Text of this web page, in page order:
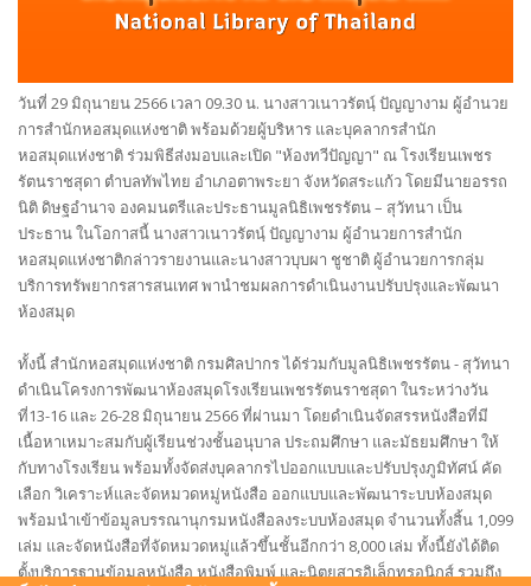
วันที่ 29 มิถุนายน 2566 เวลา 09.30 น. นางสาวเนาวรัตนฺ์ ปัญญางาม ผู้อำนวย
การสำนักหอสมุดแห่งชาติ พร้อมด้วยผู้บริหาร และบุคลากรสำนัก
หอสมุดแห่งชาติ ร่วมพิธีส่งมอบและเปิด "ห้องทวีปัญญา" ณ โรงเรียนเพชร
รัตนราชสุดา ตำบลทัพไทย อำเภอตาพระยา จังหวัดสระแก้ว โดยมีนายอรรถ
นิติ ดิษฐอำนาจ องคมนตรีและประธานมูลนิธิเพชรรัตน – สุวัทนา เป็น
ประธาน ในโอกาสนี้ นางสาวเนาวรัตนฺ์ ปัญญางาม ผู้อำนวยการสำนัก
หอสมุดแห่งชาติกล่าวรายงานและนางสาวบุบผา ชูชาติ ผู้อำนวยการกลุ่ม
บริการทรัพยากรสารสนเทศ พานำชมผลการดำเนินงานปรับปรุงและพัฒนา
ห้องสมุด
ทั้งนี้ สำนักหอสมุดแห่งชาติ กรมศิลปากร ได้ร่วมกับมูลนิธิเพชรรัตน - สุวัทนา
ดำเนินโครงการพัฒนาห้องสมุดโรงเรียนเพชรรัตนราชสุดา ในระหว่างวัน
ที่13-16 และ 26-28 มิถุนายน 2566 ที่ผ่านมา โดยดำเนินจัดสรรหนังสือที่มี
เนื้อหาเหมาะสมกับผู้เรียนช่วงชั้นอนุบาล ประถมศึกษา และมัธยมศึกษา ให้
กับทางโรงเรียน พร้อมทั้งจัดส่งบุคลากรไปออกแบบและปรับปรุงภูมิทัศน์ คัด
เลือก วิเคราะห์และจัดหมวดหมู่หนังสือ ออกแบบและพัฒนาระบบห้องสมุด
พร้อมนำเข้าข้อมูลบรรณานุกรมหนังสือลงระบบห้องสมุด จำนวนทั้งสิ้น 1,099
เล่ม และจัดหนังสือที่จัดหมวดหมู่แล้วขึ้นชั้นอีกกว่า 8,000 เล่ม ทั้งนี้ยังได้ติด
ตั้งบริการฐานข้อมูลหนังสือ หนังสือพิมพ์ และนิตยสารอิเล็กทรอนิกส์ รวมถึง